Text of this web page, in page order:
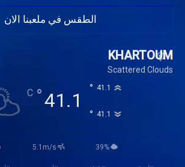
الطقس في ملعبنا الان
KHARTOUM
Scattered Clouds
41.1
°
C 41.1
°
41.1
°
5.1m/s 39%